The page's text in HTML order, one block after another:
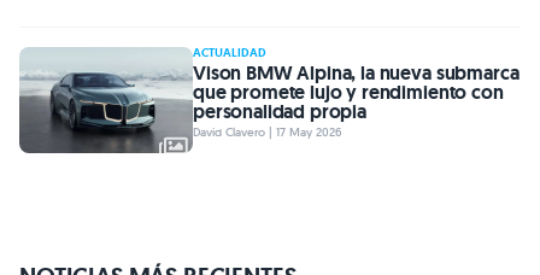
ACTUALIDAD
Vison BMW Alpina, la nueva submarca
que promete lujo y rendimiento con
personalidad propia
David Clavero | 17 May 2026